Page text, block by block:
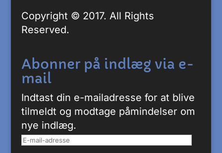
Copyright © 2017. All Rights
Reserved.
Abonner på indlæg via e-
mail
Indtast din e-mailadresse for at blive
tilmeldt og modtage påmindelser om
nye indlæg.
E-